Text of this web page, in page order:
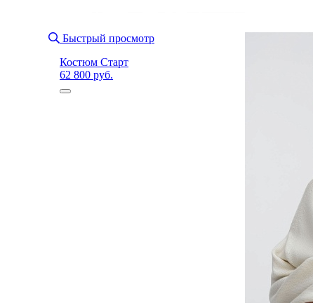
Быстрый просмотр
Костюм Старт
62 800 руб.